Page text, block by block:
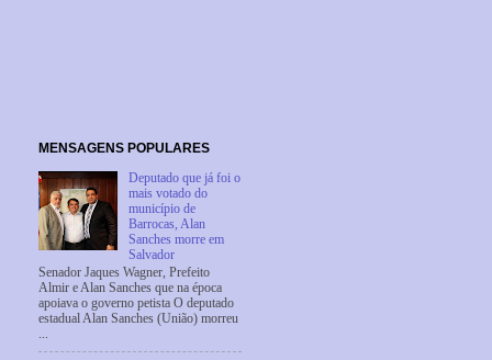
MENSAGENS POPULARES
Deputado que já foi o
mais votado do
município de
Barrocas, Alan
Sanches morre em
Salvador
Senador Jaques Wagner, Prefeito
Almir e Alan Sanches que na época
apoiava o governo petista O deputado
estadual Alan Sanches (União) morreu
...